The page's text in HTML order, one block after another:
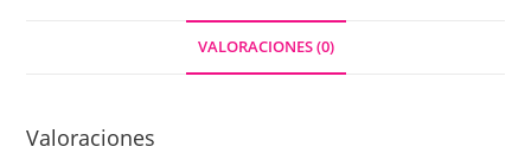
VALORACIONES (0)
Valoraciones